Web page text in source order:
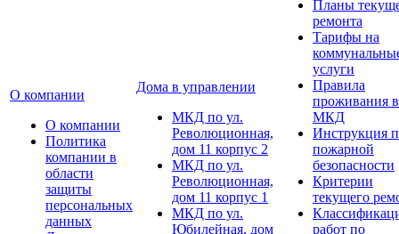
О компании
О компании
Политика
компании в
области
защиты
персональных
данных
Дома в управлении
МКД по ул.
Революционная,
дом 11 корпус 2
МКД по ул.
Революционная,
дом 11 корпус 1
МКД по ул.
Юбилейная, дом
Планы
ремонта
Тарифы на
услуги
Правила
проживания в
МКД
Инструкция
пожарной
безопасности
Критерии
текущего
работ по